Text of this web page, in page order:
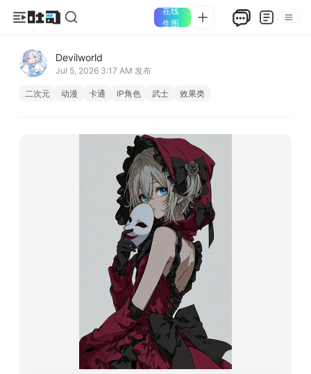
在线
生图
Devilworld
Jul 5, 2026 3:17 AM 发布
二次元 动漫 卡通 IP角色 武士 效果类